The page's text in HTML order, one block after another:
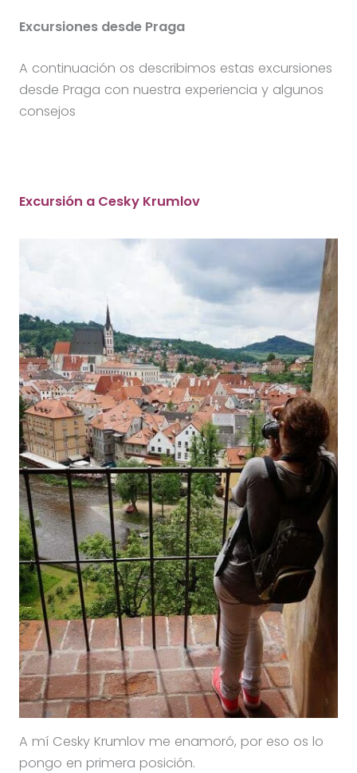
Excursiones desde Praga
A continuación os describimos estas excursiones
desde Praga con nuestra experiencia y algunos
consejos
Excursión a Cesky Krumlov
A mí Cesky Krumlov me enamoró, por eso os lo
pongo en primera posición.